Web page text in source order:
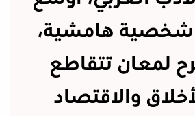
شخصية هامشية،
لمعان تتقاطع
والاقتصاد